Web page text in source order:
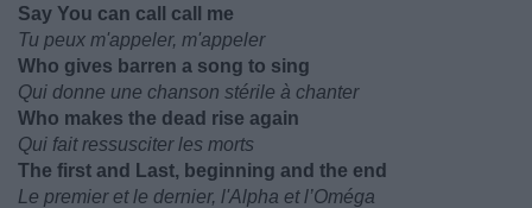
Say You can call call me
Tu peux m'appeler, m'appeler
Who gives barren a song to sing
Qui donne une chanson stérile à chanter
Who makes the dead rise again
Qui fait ressusciter les morts
The first and Last, beginning and the end
Le premier et le dernier, l'Alpha et l’Oméga